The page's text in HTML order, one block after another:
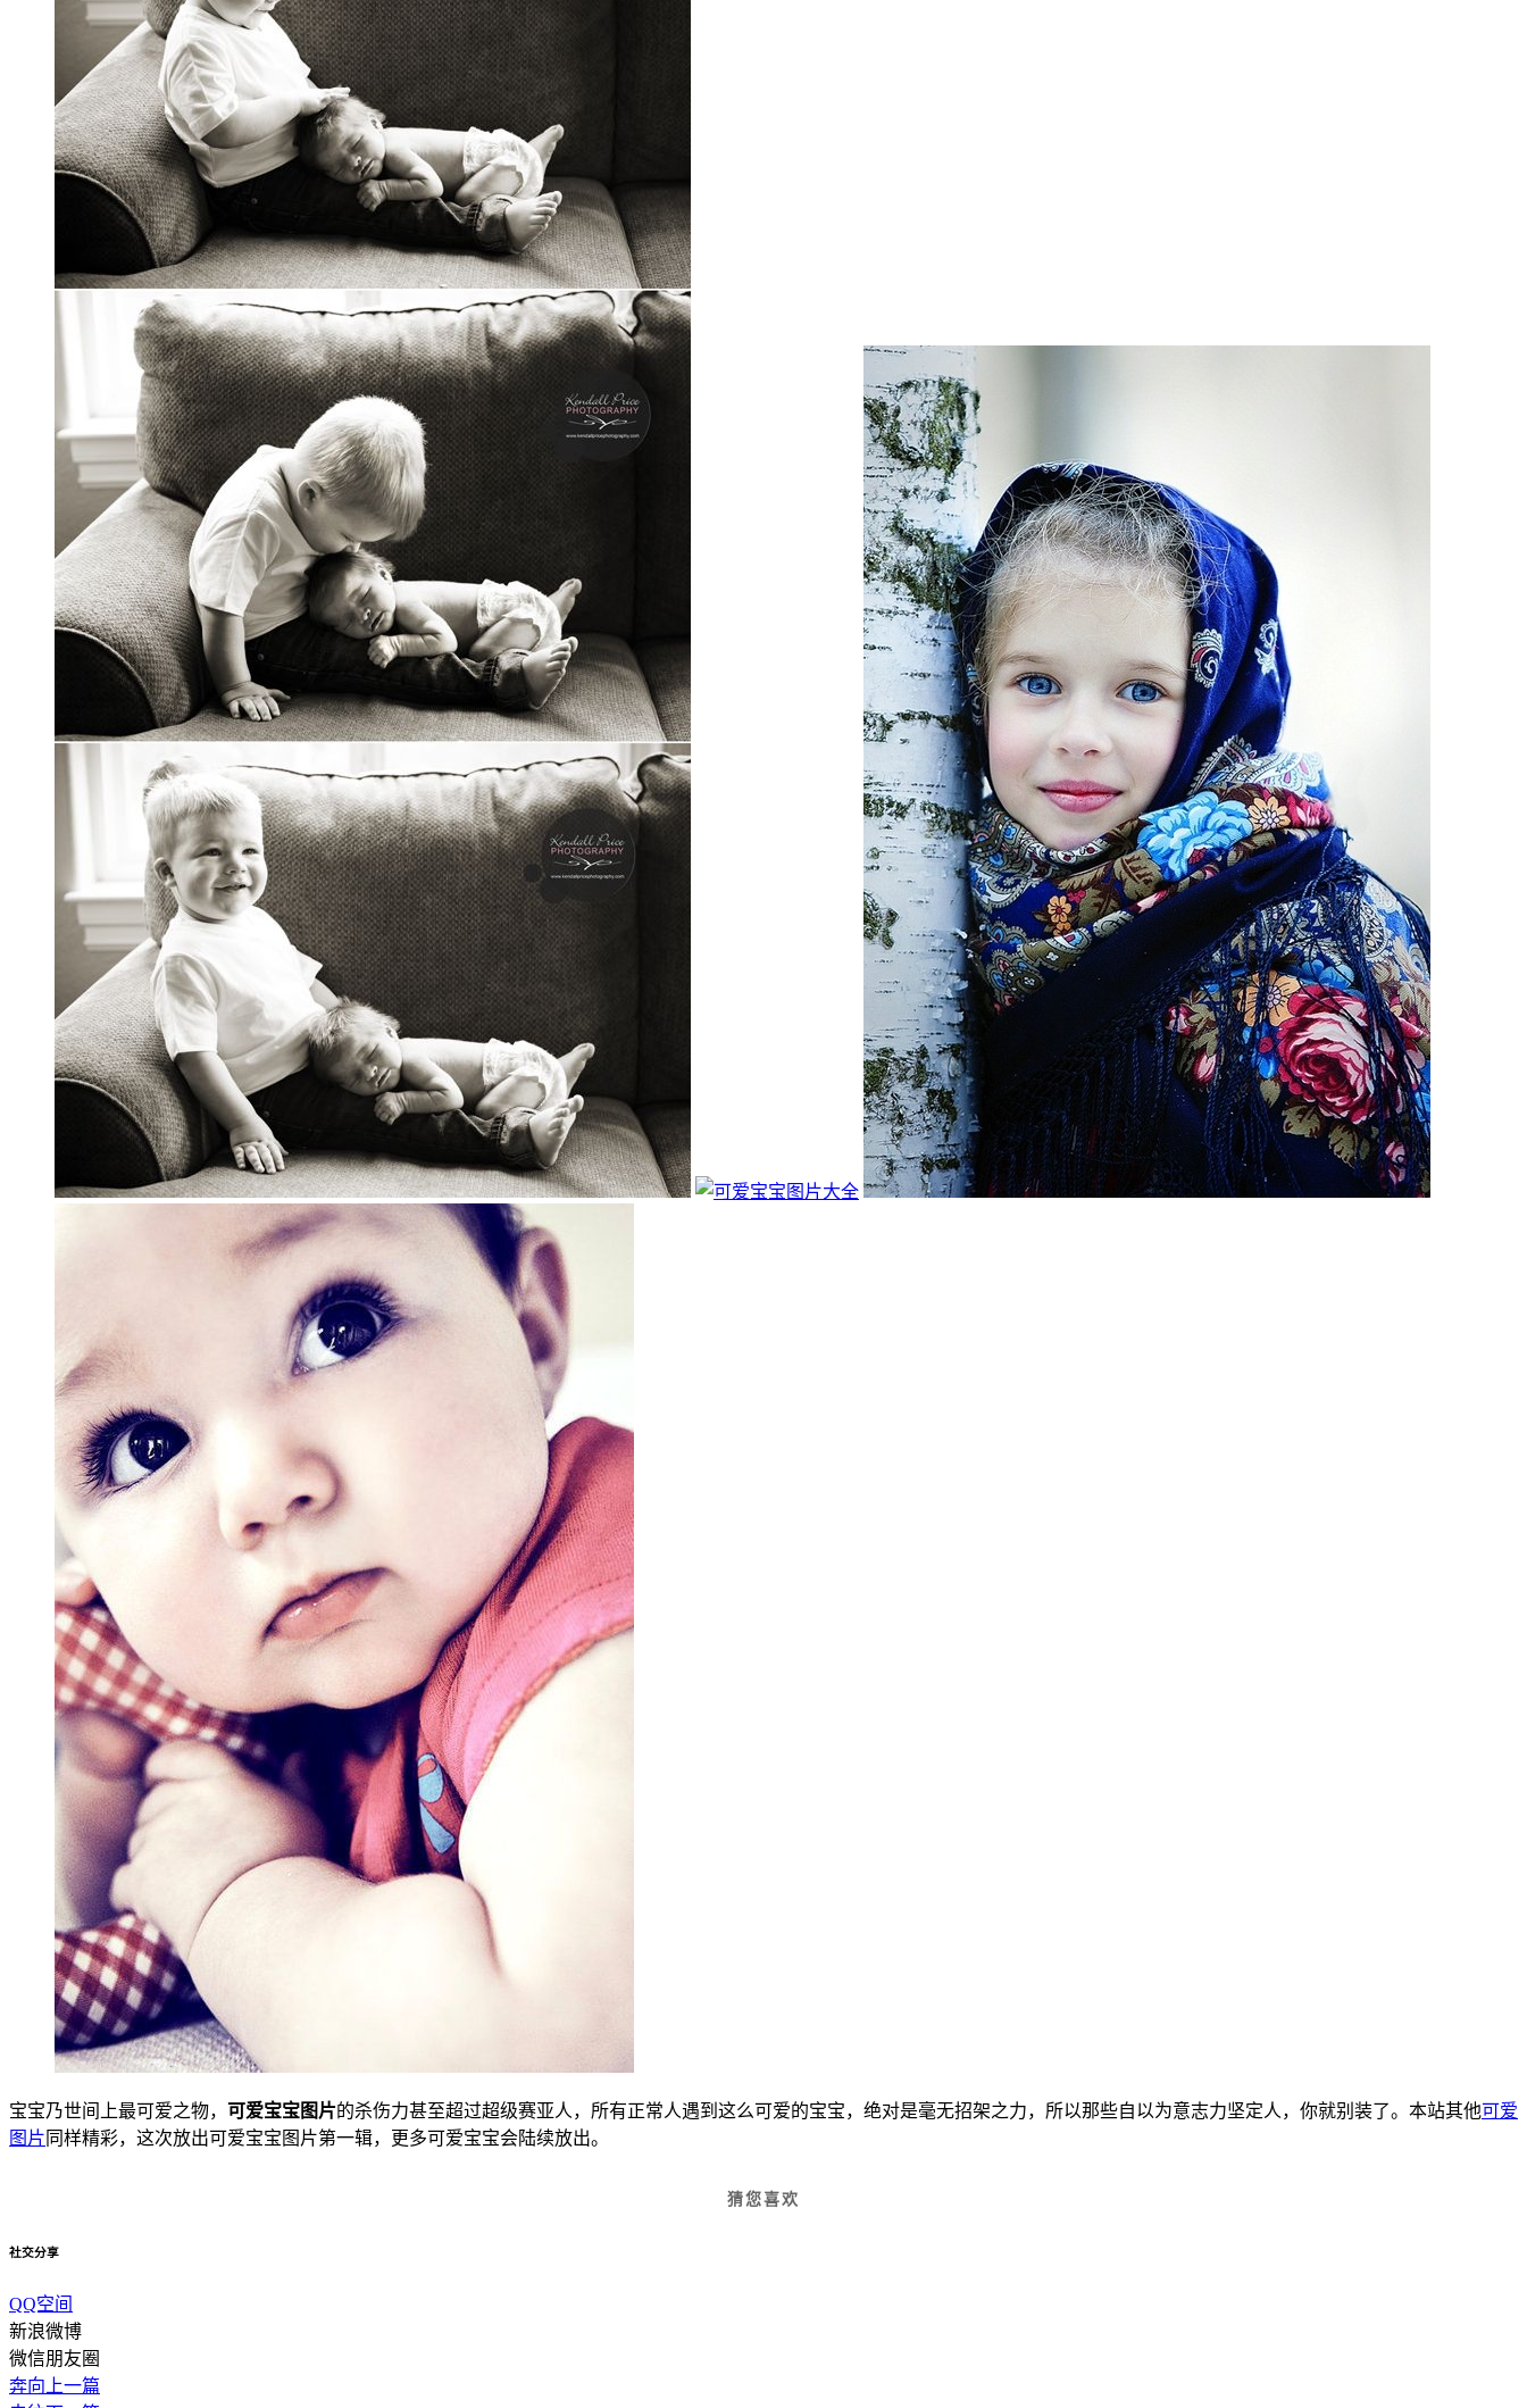
宝宝乃世间上最可爱之物， 可爱宝宝图片的杀伤力甚至超过超级赛亚人，所有正常人遇到这么可爱的宝宝，绝对是毫无招架之力，所以那些自以为意志力坚定人，你就别装了。本站其他可爱
图片 同样精彩，这次放出可爱宝宝图片第一辑，更多可爱宝宝会陆续放出。
猜您喜欢
社交分享
QQ空间
新浪微博
微信朋友圈
奔向上一篇